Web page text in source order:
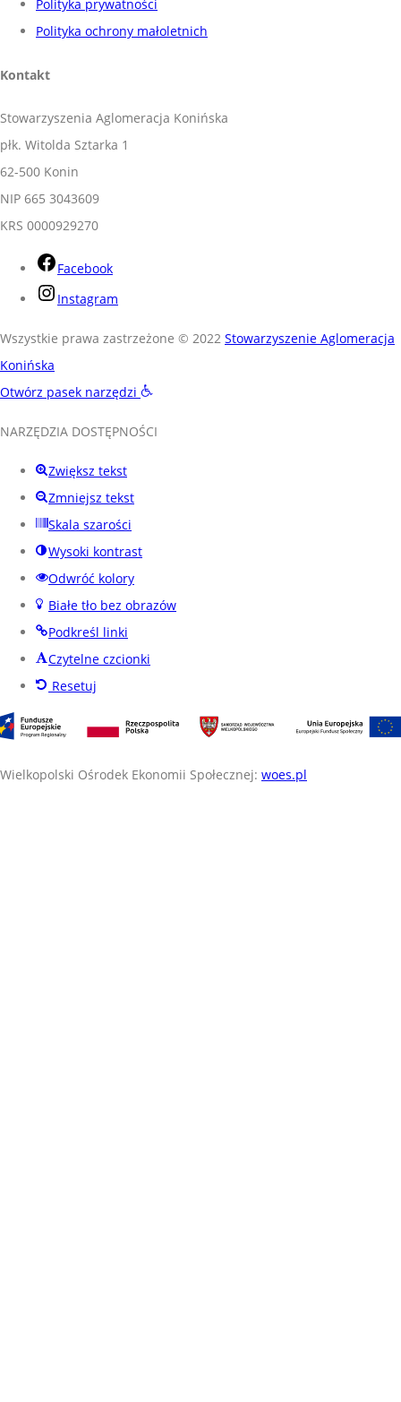
Polityka prywatności
Polityka ochrony małoletnich
Kontakt
Stowarzyszenia Aglomeracja Konińska
płk. Witolda Sztarka 1
62-500 Konin
NIP 665 3043609
KRS 0000929270
Facebook
Instagram
Wszystkie prawa zastrzeżone © 2022 Stowarzyszenie Aglomeracja
Konińska
Otwórz pasek narzędzi
NARZĘDZIA DOSTĘPNOŚCI
Zwiększ tekst
Zmniejsz tekst
Skala szarości
Wysoki kontrast
Odwróć kolory
Białe tło bez obrazów
Podkreśl linki
Czytelne czcionki
Resetuj
Wielkopolski Ośrodek Ekonomii Społecznej: woes.pl